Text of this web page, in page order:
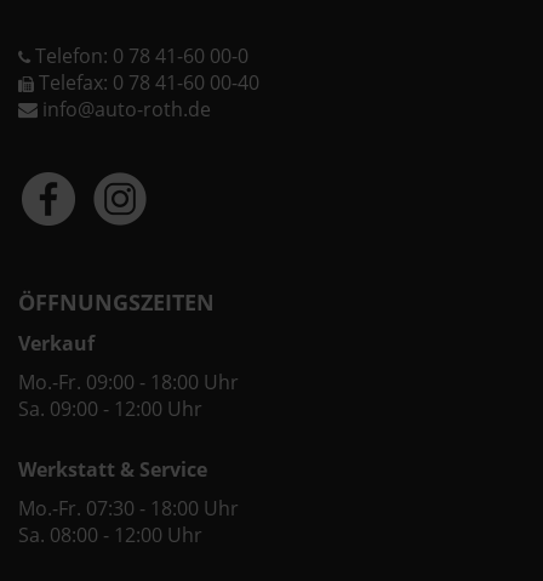
Telefon: 0 78 41-60 00-0
Telefax: 0 78 41-60 00-40
info@auto-roth.de
ÖFFNUNGSZEITEN
Verkauf
Mo.-Fr. 09:00 - 18:00 Uhr
Sa. 09:00 - 12:00 Uhr
Werkstatt & Service
Mo.-Fr. 07:30 - 18:00 Uhr
Sa. 08:00 - 12:00 Uhr